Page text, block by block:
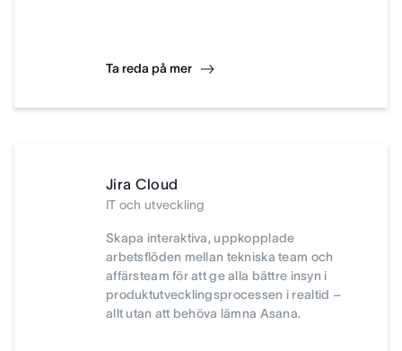
Ta reda på mer
Jira Cloud
IT och utveckling
Skapa interaktiva, uppkopplade
arbetsflöden mellan tekniska team och
affärsteam för att ge alla bättre insyn i
produktutvecklingsprocessen i realtid –
allt utan att behöva lämna Asana.